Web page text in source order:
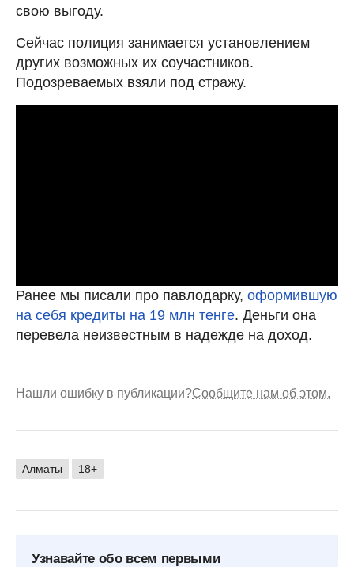
свою выгоду.
Сейчас полиция занимается установлением
других возможных их соучастников.
Подозреваемых взяли под стражу.
Ранее мы писали про павлодарку, оформившую
на себя кредиты на 19 млн тенге. Деньги она
перевела неизвестным в надежде на доход.
Нашли ошибку в публикации?Сообщите нам об этом.
Алматы 18+
Узнавайте обо всем первыми